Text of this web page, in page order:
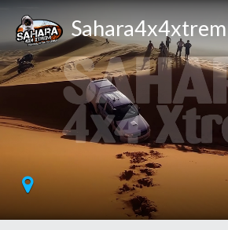
Sahara4x4xtrem